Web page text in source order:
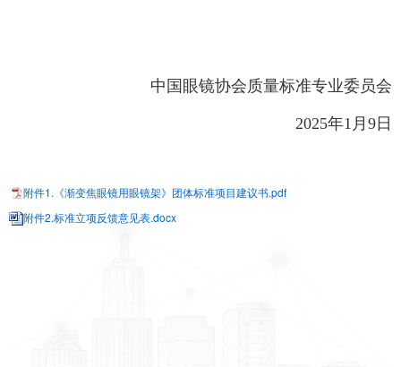
中国眼镜协会质量标准专业委员会
2025年1月9日
附件1.《渐变焦眼镜用眼镜架》团体标准项目建议书.pdf
附件2.标准立项反馈意见表.docx